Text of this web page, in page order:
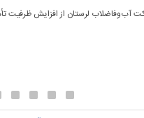
آب‌وفاضلاب لرستان از افزایش ظرفیت